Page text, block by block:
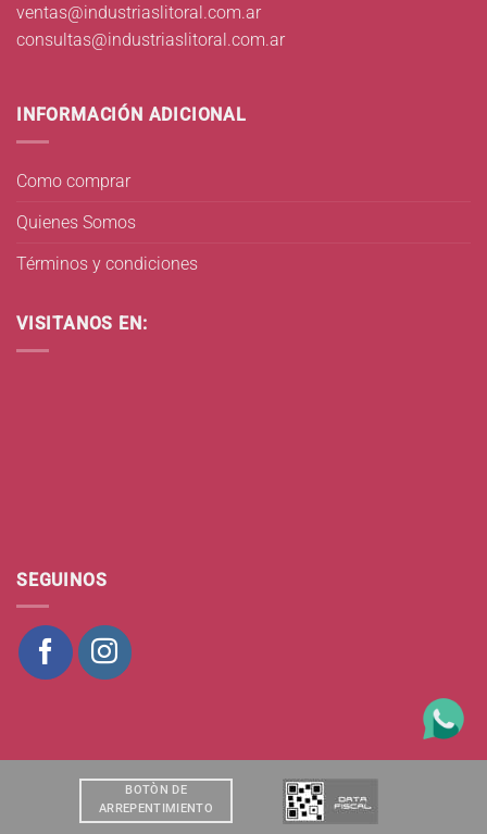
ventas@industriaslitoral.com.ar
consultas@industriaslitoral.com.ar
INFORMACIÓN ADICIONAL
Como comprar
Quienes Somos
Términos y condiciones
VISITANOS EN:
SEGUINOS
BOTÒN DE
ARREPENTIMIENTO